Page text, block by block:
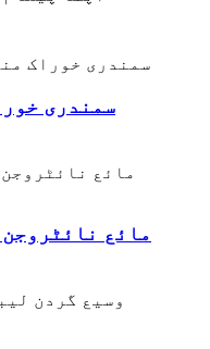
سمندری
مائع